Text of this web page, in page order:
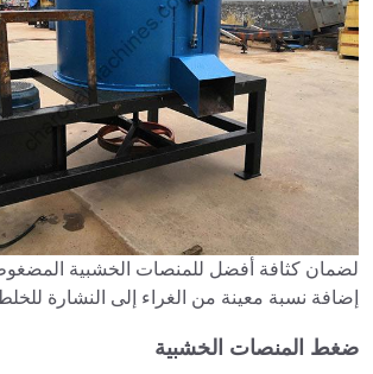
لضمان كثافة أفضل للمنصات الخشبية
إضافة نسبة معينة من الغراء إلى النشارة
ضغط المنصات الخشبية